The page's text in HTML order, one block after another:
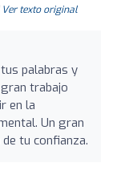
Ver texto original
palabras y
trabajo
en la
Un gran
tu confianza.